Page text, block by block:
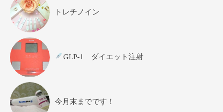
トレチノイン
GLP-1 ダイエット注射
今月末までです！